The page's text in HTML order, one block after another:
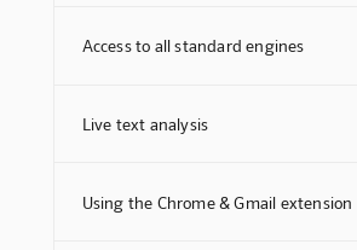
Access to all standard engines
Live text analysis
Using the Chrome & Gmail extension